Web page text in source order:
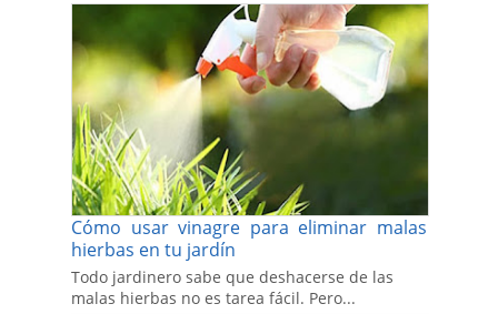
Cómo usar vinagre para eliminar malas
hierbas en tu jardín
Todo jardinero sabe que deshacerse de las
malas hierbas no es tarea fácil. Pero...